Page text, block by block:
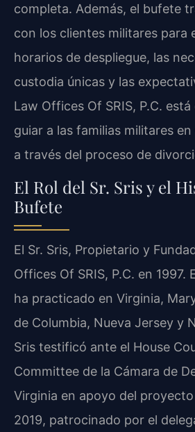
completa. Además, el bufete
con los clientes militares para
horarios de despliegue, las
custodia únicas y las
Law Offices Of SRIS, P.C.
guiar a las familias militares
a través del proceso de
El Rol del Sr. Sris y el
Bufete
El Sr. Sris, Propietario y
Offices Of SRIS, P.C. en 1997.
ha practicado en Virginia,
de Columbia, Nueva Jersey y
Sris testificó ante el House
Committee de la Cámara de
Virginia en apoyo del
2019, patrocinado por el